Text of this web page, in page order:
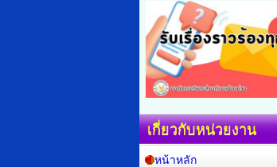
เกี่ยวกับหน่วยงาน
หน้าหลัก